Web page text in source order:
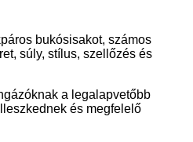
bukósisakot, számos
súly, stílus, szellőzés és
a legalapvetőbb
és megfelelő